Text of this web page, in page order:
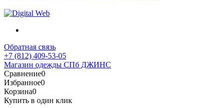
Обратная связь
+7 (812) 409-53-05
Магазин одежды СПб ДЖИНС
Сравнение0
Избранное0
Корзина0
Купить в один клик